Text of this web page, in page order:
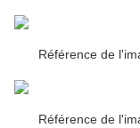
Référence de
Référence de